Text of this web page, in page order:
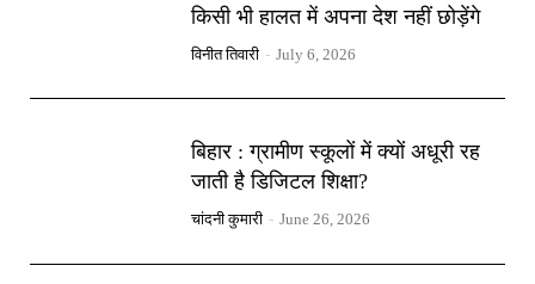
किसी भी हालत में अपना देश नहीं छोड़ेंगे
विनीत तिवारी - July 6, 2026
बिहार : ग्रामीण स्कूलों में क्यों अधूरी रह
जाती है डिजिटल शिक्षा?
चांदनी कुमारी - June 26, 2026